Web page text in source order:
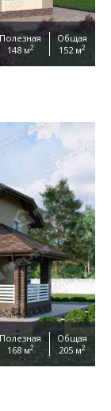
Полезная
148 м2
Общая
152 м2
Полезная
168 м2
Общая
205 м2